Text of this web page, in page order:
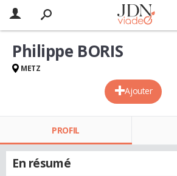
Ajouter
Philippe BORIS
METZ
PROFIL
En résumé